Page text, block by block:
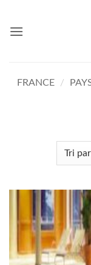
contenu
FRANCE /